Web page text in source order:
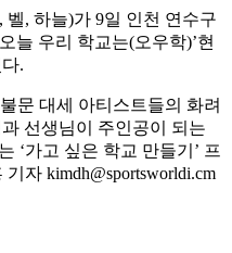
, 하늘)가 9일 인천 연수구
늘 우리 학교는(오우학)’현
.
문 대세 아티스트들의 화려
선생님이 주인공이 되는
‘가고 싶은 학교 만들기’ 프
자 kimdh@sportsworldi.cm